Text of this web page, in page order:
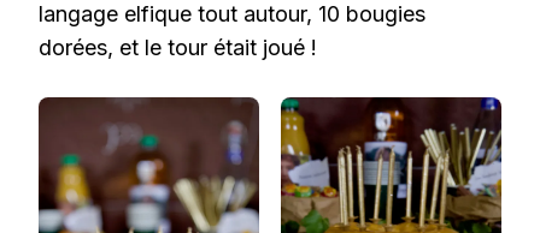
langage elfique tout autour, 10 bougies
dorées, et le tour était joué !